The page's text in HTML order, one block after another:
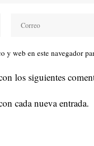
y web en este navegador
los siguientes
cada nueva entrada.